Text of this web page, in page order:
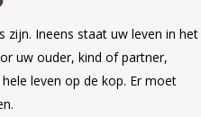
zijn. Ineens staat uw leven in het
uw ouder, kind of partner,
leven op de kop. Er moet